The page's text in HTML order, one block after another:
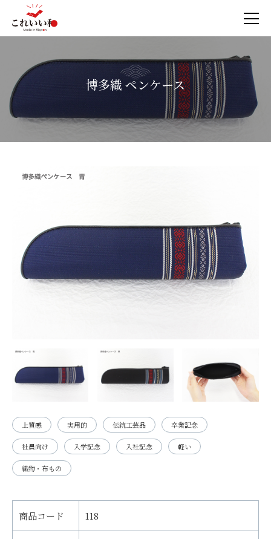
博多織 ペンケース
上質感 実用的 伝統工芸品 卒業記念
社員向け 入学記念 入社記念 軽い
織物・布もの
商品コード 118